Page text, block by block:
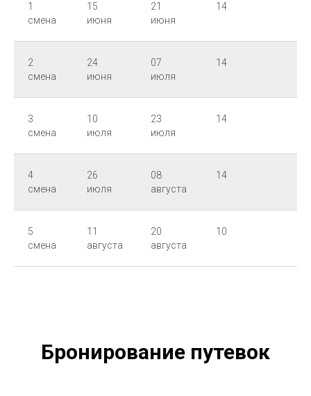
1
смена
15
июня
21
июня
14
2
смена
24
июня
07
июля
14
3
смена
10
июля
23
июля
14
4
смена
26
июля
08
августа
14
5
смена
11
августа
20
августа
10
Бронирование путевок